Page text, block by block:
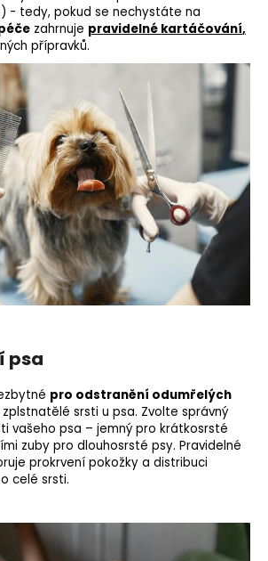
- tedy, pokud se nechystáte na
zahrnuje pravidelné kartáčování,
přípravků.
psa
pro odstranění odumřelých
srsti u psa. Zvolte správný
vašeho psa – jemný pro krátkosrsté
zuby pro dlouhosrsté psy. Pravidelné
prokrvení pokožky a distribuci
celé srsti.
HLEDAT